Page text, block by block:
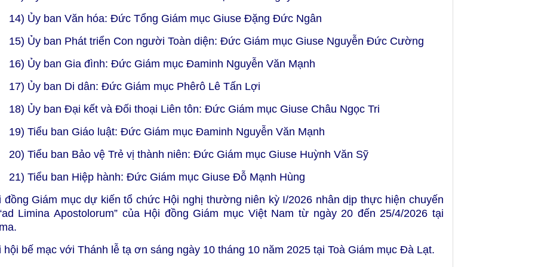
14) Ủy ban Văn hóa: Đức Tổng Giám mục Giuse Đặng Đức Ngân
15) Ủy ban Phát triển Con người Toàn diện: Đức Giám mục Giuse Nguyễn Đức Cường
16) Ủy ban Gia đình: Đức Giám mục Đaminh Nguyễn Văn Mạnh
17) Ủy ban Di dân: Đức Giám mục Phêrô Lê Tấn Lợi
18) Ủy ban Đại kết và Đối thoại Liên tôn: Đức Giám mục Giuse Châu Ngọc Tri
19) Tiểu ban Giáo luật: Đức Giám mục Đaminh Nguyễn Văn Mạnh
20) Tiểu ban Bảo vệ Trẻ vị thành niên: Đức Giám mục Giuse Huỳnh Văn Sỹ
21) Tiểu ban Hiệp hành: Đức Giám mục Giuse Đỗ Mạnh Hùng
đồng Giám mục dự kiến tổ chức Hội nghị thường niên kỳ I/2026 nhân dịp thực hiện chuyến
Limina Apostolorum” của Hội đồng Giám mục Việt Nam từ ngày 20 đến 25/4/2026 tại
hội bế mạc với Thánh lễ tạ ơn sáng ngày 10 tháng 10 năm 2025 tại Toà Giám mục Đà Lạt.